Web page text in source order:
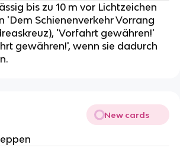
bis zu 10 m vor Lichtzeichen
'Dem Schienenverkehr Vorrang
'Vorfahrt gewähren!'
gewähren!', wenn sie dadurch
New cards